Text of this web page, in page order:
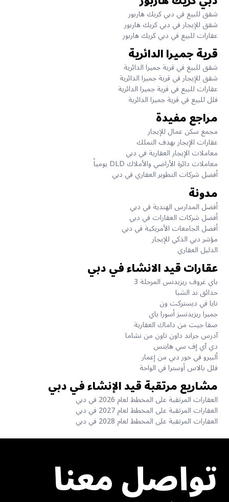
شقق للبيع في دبي كريك هاربور
شقق للإيجار في دبي كريك هاربور
عقارات للبيع في دبي كريك هاربور
قرية جميرا الدائرية
شقق للبيع في قرية جميرا الدائرية
شقق للإيجار في قرية جميرا الدائرية
عقارات للبيع في قرية جميرا الدائرية
فلل للبيع في قرية جميرا الدائرية
مراجع مفيدة
مجمع سكن عمال للإيجار
عقارات الإيجار بهدف التملك
معاملات الإيجار العقارية في دبي
معاملات دائرة الأراضي والأملاك DLD يومياً
أفضل شركات التطوير العقاري في دبي
مدونة
أفضل المدارس الهندية في دبي
أفضل شركات العقارات في دبي
أفضل الجامعات الأمريكية في دبي
مؤشر دبي الذكي للإيجار
الدليل العقاري
عقارات قيد الانشاء في دبي
باي غروف ريزيدنس المرحلة 3
حدائق ند الشبا
نايا في ديستركت ون
جميرا ريزيدنسز أسورا باي
صفا جيت من داماك العقارية
آدرس جراند داون تاون من نشاما
دي آي إف سي هايتس
ألبيرو في خور دبي من إعمار
فلل بالاس أوسترا في الواحة
مشاريع مرتقبة قيد الإنشاء في دبي
العقارات المرتقبة على المخطط لعام 2026 في دبي
العقارات المرتقبة على المخطط لعام 2027 في دبي
العقارات المرتقبة على المخطط لعام 2028 في دبي
تواصل معنا